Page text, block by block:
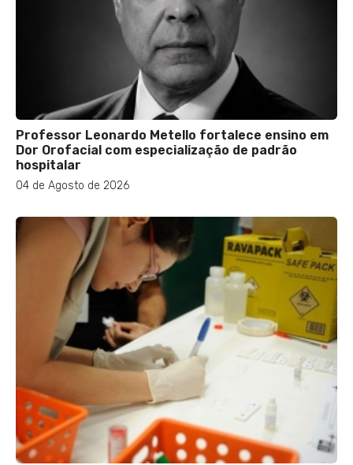
Professor Leonardo Metello fortalece ensino em
Dor Orofacial com especialização de padrão
hospitalar
04 de Agosto de 2026